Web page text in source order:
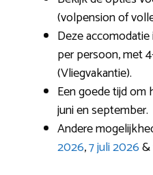
(volpension of
Deze
per persoon, met
(Vliegvakantie).
Een goede tijd om
juni en september.
Andere
2026,7 juli 2026&